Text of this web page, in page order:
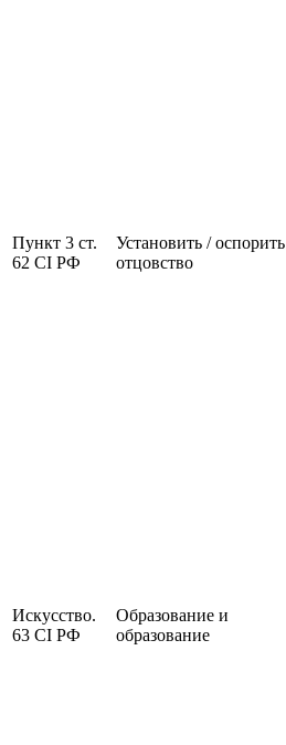
Пункт 3 ст.
62 CI РФ
Установить / оспорить
отцовство
Искусство.
63 CI РФ
Образование и
образование